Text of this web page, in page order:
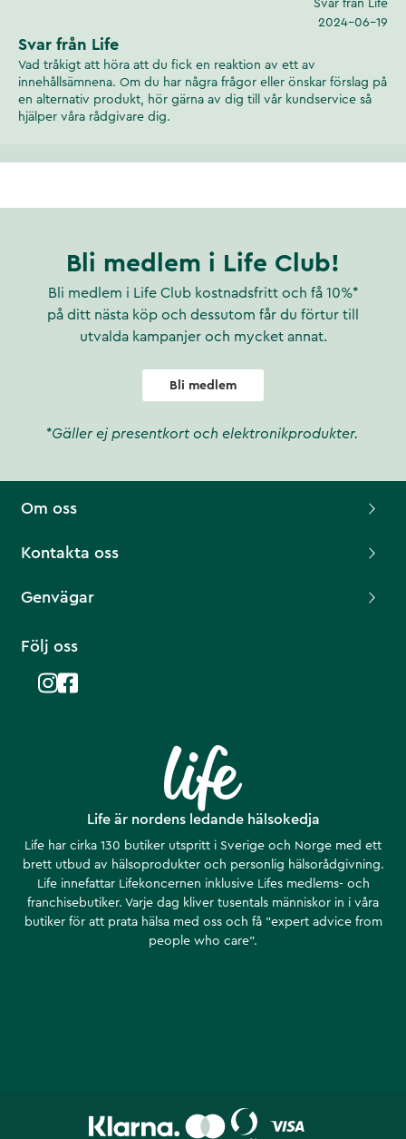
Svar från Life
2024-06-19
Svar från Life
Vad tråkigt att höra att du fick en reaktion av ett av
innehållsämnena. Om du har några frågor eller önskar förslag på
en alternativ produkt, hör gärna av dig till vår kundservice så
hjälper våra rådgivare dig.
Bli medlem i Life Club!
Bli medlem i Life Club kostnadsfritt och få 10%*
på ditt nästa köp och dessutom får du förtur till
utvalda kampanjer och mycket annat.
Bli medlem
*Gäller ej presentkort och elektronikprodukter.
Life är nordens ledande hälsokedja
Life har cirka 130 butiker utspritt i Sverige och Norge med ett
brett utbud av hälsoprodukter och personlig hälsorådgivning.
Life innefattar Lifekoncernen inklusive Lifes medlems- och
franchisebutiker. Varje dag kliver tusentals människor in i våra
butiker för att prata hälsa med oss och få ”expert advice from
people who care”.
Om oss
Kontakta oss
Genvägar
Följ oss